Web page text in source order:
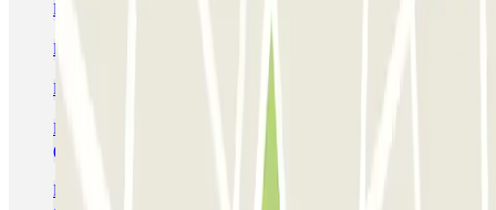
Parcheggi vicino al metro di Velazquez
Parcheggio alla Stazione di Madrid Atocha
Parcheggi all'Aeroporto di Madrid Barajas - Adolfo Suárez (MAD)
Parcheggi vicino al Terminal 4 dell'Aeroporto di Madrid - Barajas
(MAD)
Parcheggi vicino al Terminal 1 dell'Aeroporto di Madrid - Barajas